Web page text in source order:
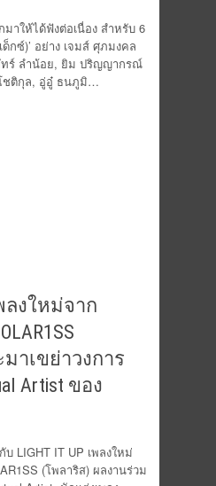
าให้ได้ฟังต่อเนื่อง สำหรับ 6
กซ์)’ อย่าง เจมส์ ศุภมงคล
ทร์ ลำน้อย, ยิม ปริญญากรณ์
ชติกุล, อู่อู๋ ธนภูมิ…
พลงใหม่จาก
าเขย่าวงการ
Artist ของ
LIGHT IT UP เพลงใหม่
(โพลาริส) ผลงานร่วม